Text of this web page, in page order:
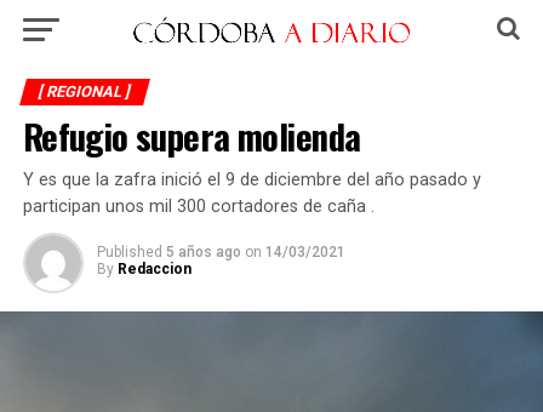
[ REGIONAL ]
Refugio supera molienda
Y es que la zafra inició el 9 de diciembre del año pasado y
participan unos mil 300 cortadores de caña .
Published 5 años ago on 14/03/2021
By Redaccion